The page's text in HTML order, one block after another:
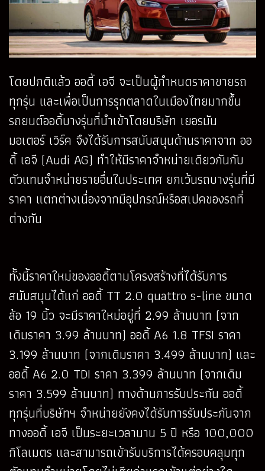
โดยปกติแล้ว ออดี้ เอจี จะเป็นผู้กำหนดราคาขายรถ
ทุกรุ่น และเพื่อเป็นการรุกตลาดในเมืองไทยมากขึ้น
รถยนต์ออดี้บางรุ่นที่นำเข้าโดยบริษัท เยอรมัน
มอเตอร์ เวิร์ค จึงได้รับการสนับสนุนด้านราคาจาก ออ
ดี้ เอจี (Audi AG) ทำให้มีราคาจำหน่ายเดียวกันกับ
ตัวแทนจำหน่ายรายอื่นในประเทศ ยกเว้นรถบางรุ่นที่มี
ราคา แตกต่างเนื่องจากมีอุปกรณ์หรือสเปคของรถที่
ต่างกัน
ทั้งนี้ราคาใหม่ของออดี้ตามโครงสร้างที่ได้รับการ
สนับสนุนได้แก่ ออดี้ TT 2.0 quattro s-line ขนาด
ล้อ 19 นิ้ว จะมีราคาใหม่อยู่ที่ 2.99 ล้านบาท (จาก
เดิมราคา 3.99 ล้านบาท) ออดี้ A6 1.8 TFSI ราคา
3.199 ล้านบาท (จากเดิมราคา 3.499 ล้านบาท) และ
ออดี้ A6 2.0 TDI ราคา 3.399 ล้านบาท (จากเดิม
ราคา 3.599 ล้านบาท) ทางด้านการรับประกัน ออดี้
ทุกรุ่นที่บริษัทฯ จำหน่ายยังคงได้รับการรับประกันจาก
ทางออดี้ เอจี เป็นระยะเวลานาน 5 ปี หรือ 100,000
กิโลเมตร และสามารถเข้ารับบริการได้ครอบคลุมทุก